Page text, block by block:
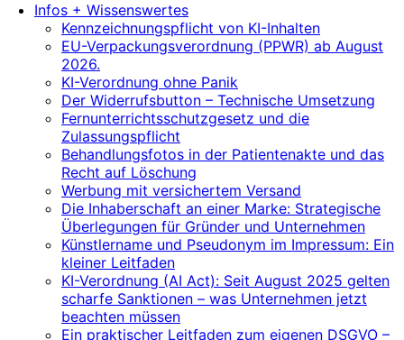
Infos + Wissenswertes
Kennzeichnungspflicht von KI-Inhalten
EU-Verpackungsverordnung (PPWR) ab August
2026.
KI-Verordnung ohne Panik
Der Widerrufsbutton – Technische Umsetzung
Fernunterrichtsschutzgesetz und die
Zulassungspflicht
Behandlungsfotos in der Patientenakte und das
Recht auf Löschung
Werbung mit versichertem Versand
Die Inhaberschaft an einer Marke: Strategische
Überlegungen für Gründer und Unternehmen
Künstlername und Pseudonym im Impressum: Ein
kleiner Leitfaden
KI-Verordnung (AI Act): Seit August 2025 gelten
scharfe Sanktionen – was Unternehmen jetzt
beachten müssen
Ein praktischer Leitfaden zum eigenen DSGVO –